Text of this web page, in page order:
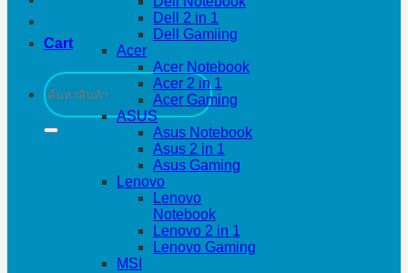
Cart
Search
for:
Dell 2 in 1
Dell Gamiing
Acer
Acer Notebook
Acer 2 in 1
Acer Gaming
ASUS
Asus Notebook
Asus 2 in 1
Asus Gaming
Lenovo
Lenovo
Notebook
Lenovo 2 in 1
Lenovo Gaming
MSI